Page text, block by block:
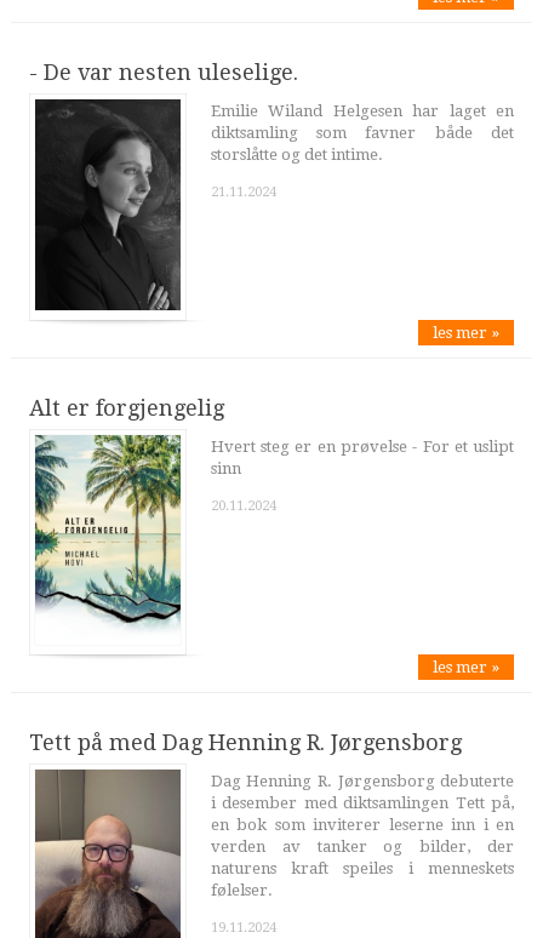
- De var nesten uleselige.
Emilie Wiland Helgesen har laget en
diktsamling som favner både det
storslåtte og det intime.
21.11.2024
les mer »
Alt er forgjengelig
Hvert steg er en prøvelse - For et uslipt
sinn
20.11.2024
les mer »
Tett på med Dag Henning R. Jørgensborg
Dag Henning R. Jørgensborg debuterte
i desember med diktsamlingen Tett på,
en bok som inviterer leserne inn i en
verden av tanker og bilder, der
naturens kraft speiles i menneskets
følelser.
19.11.2024